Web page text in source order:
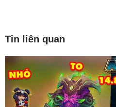
Tin liên quan